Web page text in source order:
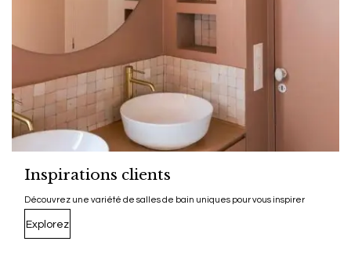
Inspirations clients
Découvrez une variété de salles de bain uniques pour vous inspirer
Explorez